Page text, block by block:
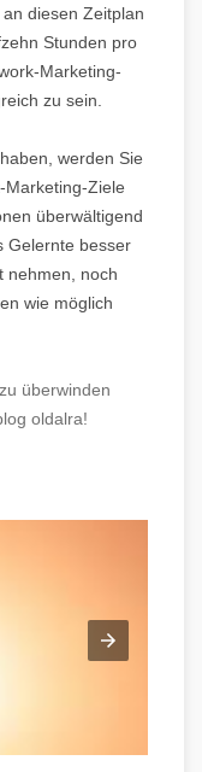
diesen Zeitplan
Stunden pro
Marketing-
zu sein.
werden Sie
Marketing-Ziele
überwältigend
Gelernte besser
nehmen, noch
wie möglich
überwinden
oldalra!